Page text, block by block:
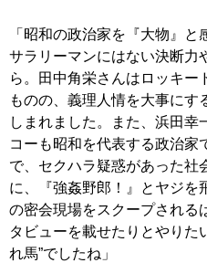
「昭和の政治家を『大物』
サラリーマンにはない決断力
ら。田中角栄さんはロッキー
ものの、義理人情を大事にす
しまれました。また、浜田幸
コーも昭和を代表する政治家
で、セクハラ疑惑があった社
に、『強姦野郎！』とヤジを
の密会現場をスクープされる
タビューを載せたりとやりた
れ馬”でしたね」